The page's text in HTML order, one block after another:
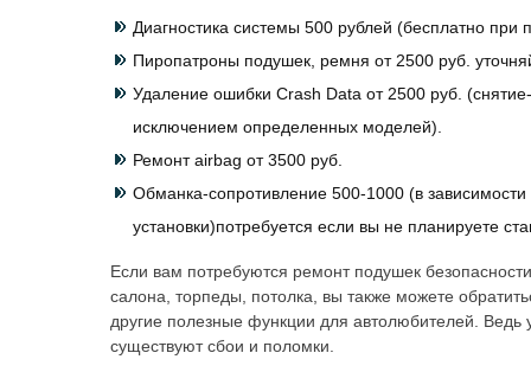
Диагностика системы 500 рублей (бесплатно при
Пиропатроны подушек, ремня от 2500 руб.
Удаление ошибки Crash Data от 2500 руб. (снятие-
исключением определенных моделей).
Ремонт airbag от 3500 руб.
Обманка-сопротивление 500-1000 (в зависимости
установки)потребуется если вы не планируете
Если вам потребуются ремонт подушек
салона, торпеды, потолка, вы также можете
другие полезные функции для автолюбителей. Ведь
существуют сбои и поломки.